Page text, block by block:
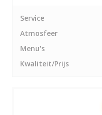
Service
Atmosfeer
Menu's
Kwaliteit/Prijs